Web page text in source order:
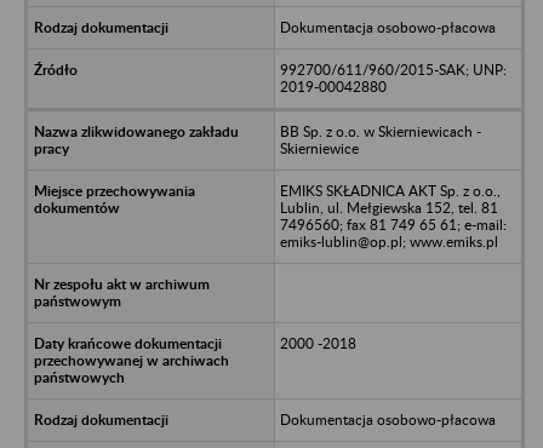
Dokumentacja osobowo-płacowa
992700/611/960/2015-SAK; UNP:
2019-00042880
BB Sp. z o.o. w Skierniewicach -
Skierniewice
EMIKS SKŁADNICA AKT Sp. z o.o.,
Lublin, ul. Mełgiewska 152, tel. 81
7496560; fax 81 749 65 61; e-mail:
emiks-lublin@op.pl; www.emiks.pl
2000 -2018
Dokumentacja osobowo-płacowa